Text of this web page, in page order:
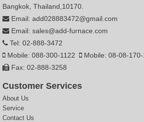
Bangkok, Thailand,10170.
Email: add028883472@gmail.com
Email: sales@add-furnace.com
Tel: 02-888-3472
Mobile: 088-300-1122
Mobile: 08-08-
Fax: 02-888-3258
Customer Services
About Us
Service
Contact Us